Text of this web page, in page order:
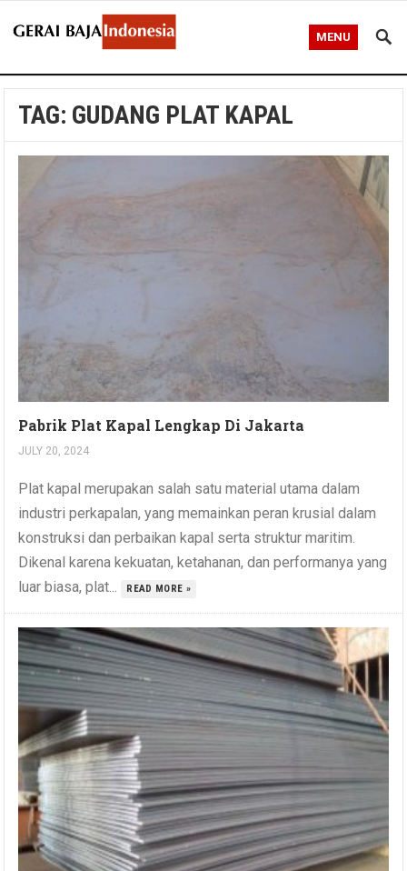
MENU
TAG: GUDANG PLAT KAPAL
Pabrik Plat Kapal Lengkap Di Jakarta
JULY 20, 2024
Plat kapal merupakan salah satu material utama dalam
industri perkapalan, yang memainkan peran krusial dalam
konstruksi dan perbaikan kapal serta struktur maritim.
Dikenal karena kekuatan, ketahanan, dan performanya yang
luar biasa, plat...
READ MORE »